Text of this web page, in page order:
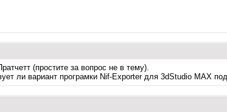
(простите за вопрос не в тему).
ли вариант програмки Nif-Exporter для 3dStudio MAX